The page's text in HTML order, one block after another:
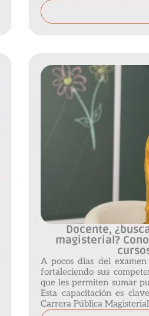
Docente,
magisterial?
A pocos días del
fortaleciendo sus
que les permiten sumar
Esta capacitación es
Carrera Pública